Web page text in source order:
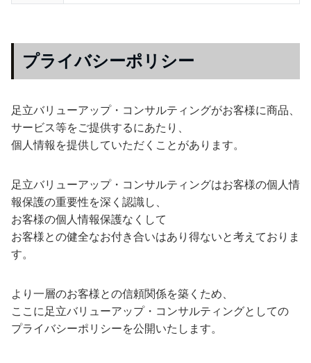
プライバシーポリシー
足立バリューアップ・コンサルティングがお客様に商品、
サービス等をご提供するにあたり、
個人情報を提供していただくことがあります。
足立バリューアップ・コンサルティングはお客様の個人情
報保護の重要性を深く認識し、
お客様の個人情報保護なくして
お客様との健全なお付き合いはあり得ないと考えておりま
す。
より一層のお客様との信頼関係を築くため、
ここに足立バリューアップ・コンサルティングとしての
プライバシーポリシーを公開いたします。